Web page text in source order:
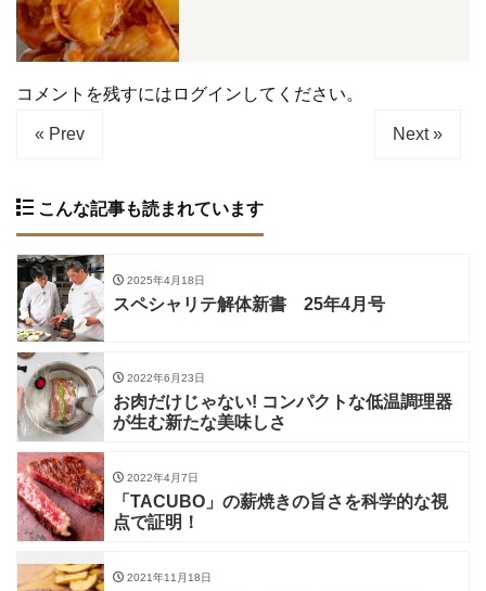
コメントを残すにはログインしてください。
« Prev Next »
こんな記事も読まれています
2025年4月18日
スペシャリテ解体新書 25年4月号
2022年6月23日
お肉だけじゃない! コンパクトな低温調理器
が生む新たな美味しさ
2022年4月7日
「TACUBO」の薪焼きの旨さを科学的な視
点で証明！
2021年11月18日